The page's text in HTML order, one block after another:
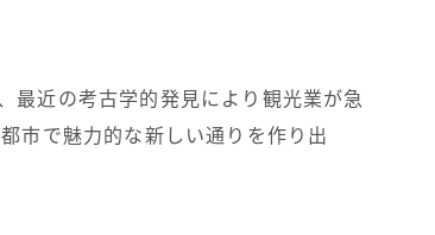
最近の考古学的発見により観光業が急
市で魅力的な新しい通りを作り出